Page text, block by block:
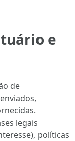
e
de
legais
políticas